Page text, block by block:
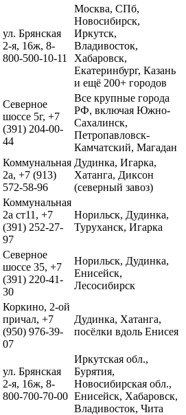
ул. Брянская
2-я, 16ж, 8-
800-500-10-11
Москва, СПб,
Новосибирск,
Иркутск,
Владивосток,
Хабаровск,
Екатеринбург, Казань
и ещё 200+ городов
Северное
шоссе 5г, +7
(391) 204-00-
44
Все крупные города
РФ, включая Южно-
Сахалинск,
Петропавловск-
Камчатский, Магадан
Коммунальная
2а, +7 (913)
572-58-96
Дудинка, Игарка,
Хатанга, Диксон
(северный завоз)
Коммунальная
2а ст11, +7
(391) 252-27-
97
Норильск, Дудинка,
Туруханск, Игарка
Северное
шоссе 35, +7
(391) 220-41-
30
Норильск, Дудинка,
Енисейск,
Лесосибирск
Коркино, 2-ой
причал, +7
(950) 976-39-
07
Дудинка, Хатанга,
посёлки вдоль Енисея
ул. Брянская
2-я, 16ж, 8-
800-700-70-00
Иркутская обл.,
Бурятия,
Новосибирская обл.,
Енисейск, Хабаровск,
Владивосток, Чита